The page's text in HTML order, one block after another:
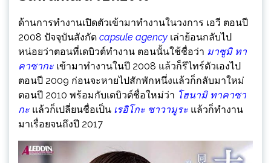
ด้านการทำงานเปิดตัวเข้ามาทำงานในวงการ เอวี ตอนปี
2008 ปัจจุบันสังกัด capsule agency เล่าย้อนกลับไป
หน่อยว่าตอนที่เดบิวต์ทำงาน ตอนนั้นใช้ชื่อว่า มาซูมิ ทา
คาซากะ เข้ามาทำงานในปี 2008 แล้วก็รีไทร์ตัวเองไป
ตอนปี 2009 ก่อนจะหายไปสักพักหนึ่งแล้วก็กลับมาใหม่
ตอนปี 2010 พร้อมกับเดบิวต์ชื่อใหม่ว่า โฮนามิ ทาคาซา
กะ แล้วก็เปลี่ยนชื่อเป็น เรอิโกะ ซาวามูระ แล้วก็ทำงาน
มาเรื่อยจนถึงปี 2017